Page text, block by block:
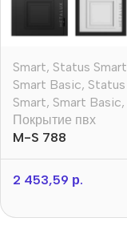
Smart, Status Smart
Smart Basic, Status
Smart, Smart Basic,
Покрытие пвх
M-S 788
2 453,59 р.